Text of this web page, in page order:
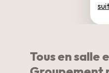
Tous en